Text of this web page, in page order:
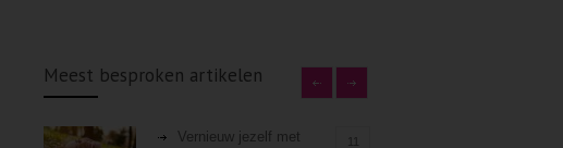
Meest besproken artikelen
Vernieuw jezelf met